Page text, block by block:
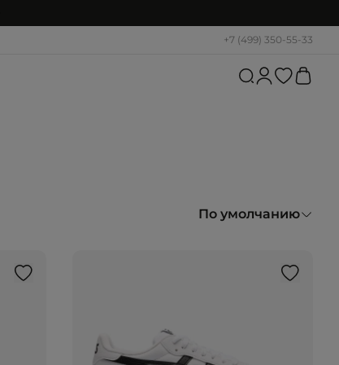
+7 (499) 350-55-33
По умолчанию